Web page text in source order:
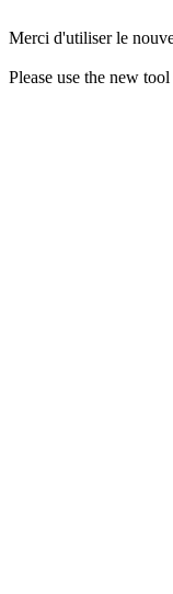
Merci d'utiliser le
Please use the new